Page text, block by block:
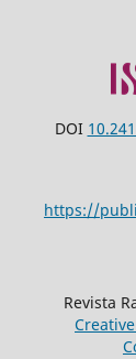
DOI
https://
Revista